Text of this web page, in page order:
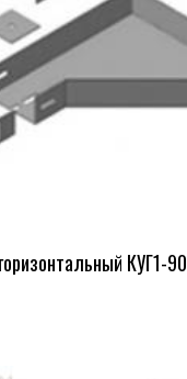
КУГ1-90